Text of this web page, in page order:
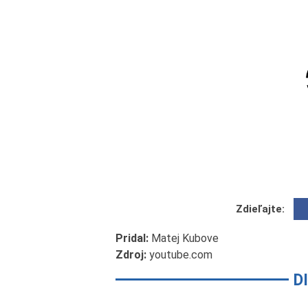
Zdieľajte:
Pridal: Matej Kubove
Zdroj: youtube.com